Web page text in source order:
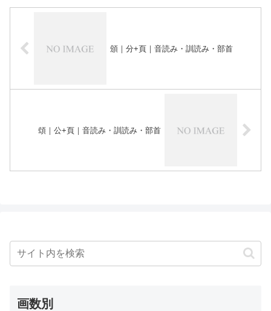
頒｜分+頁｜音読み・訓読み・部首
頌｜公+頁｜音読み・訓読み・部首
画数別